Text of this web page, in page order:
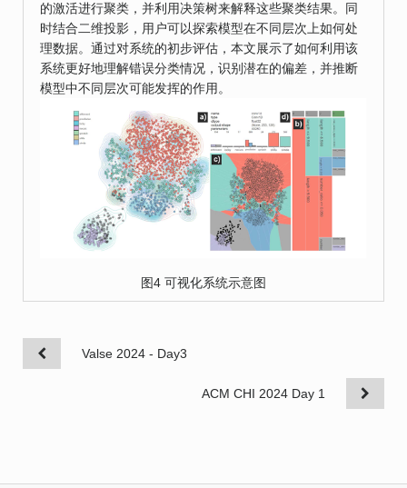
的激活进行聚类，并利用决策树来解释这些聚类结果。同
时结合二维投影，用户可以探索模型在不同层次上如何处
理数据。通过对系统的初步评估，本文展示了如何利用该
系统更好地理解错误分类情况，识别潜在的偏差，并推断
模型中不同层次可能发挥的作用。
图4 可视化系统示意图
Valse 2024 - Day3
ACM CHI 2024 Day 1